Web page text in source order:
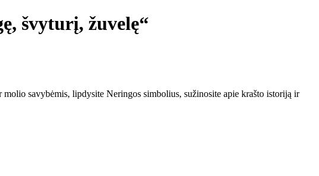
švyturį, žuvelę“
savybėmis, lipdysite Neringos simbolius, sužinosite apie krašto istoriją ir